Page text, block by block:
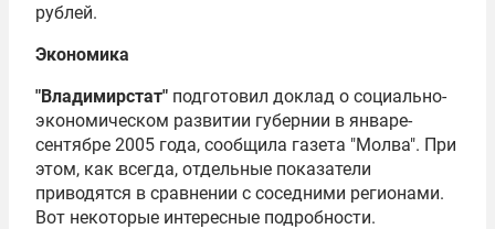
рублей.
Экономика
"Владимирстат" подготовил доклад о социально-
экономическом развитии губернии в январе-
сентябре 2005 года, сообщила газета "Молва". При
этом, как всегда, отдельные показатели
приводятся в сравнении с соседними регионами.
Вот некоторые интересные подробности.